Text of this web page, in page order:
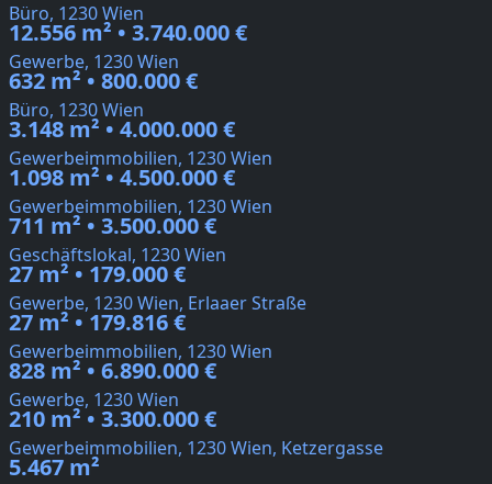
Büro, 1230 Wien
12.556 m² • 3.740.000 €
Gewerbe, 1230 Wien
632 m² • 800.000 €
Büro, 1230 Wien
3.148 m² • 4.000.000 €
Gewerbeimmobilien, 1230 Wien
1.098 m² • 4.500.000 €
Gewerbeimmobilien, 1230 Wien
711 m² • 3.500.000 €
Geschäftslokal, 1230 Wien
27 m² • 179.000 €
Gewerbe, 1230 Wien, Erlaaer Straße
27 m² • 179.816 €
Gewerbeimmobilien, 1230 Wien
828 m² • 6.890.000 €
Gewerbe, 1230 Wien
210 m² • 3.300.000 €
Gewerbeimmobilien, 1230 Wien, Ketzergasse
5.467 m²